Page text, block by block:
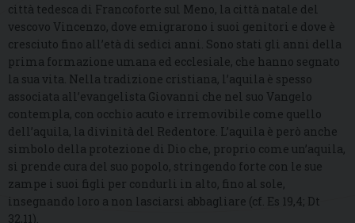
città tedesca di Francoforte sul Meno, la città natale del
vescovo Vincenzo, dove emigrarono i suoi genitori e dove è
cresciuto fino all’età di sedici anni. Sono stati gli anni della
prima formazione umana ed ecclesiale, che hanno segnato
la sua vita. Nella tradizione cristiana, l’aquila è spesso
associata all’evangelista Giovanni che nel suo Vangelo
contempla, con occhio acuto e irremovibile come quello
dell’aquila, la divinità del Redentore. L’aquila è però anche
simbolo della protezione di Dio che, proprio come un’aquila,
si prende cura del suo popolo, stringendo forte con le sue
zampe i suoi figli per condurli in alto, fino al sole,
insegnando loro a non lasciarsi abbagliare (cf. Es 19,4; Dt
32,11).